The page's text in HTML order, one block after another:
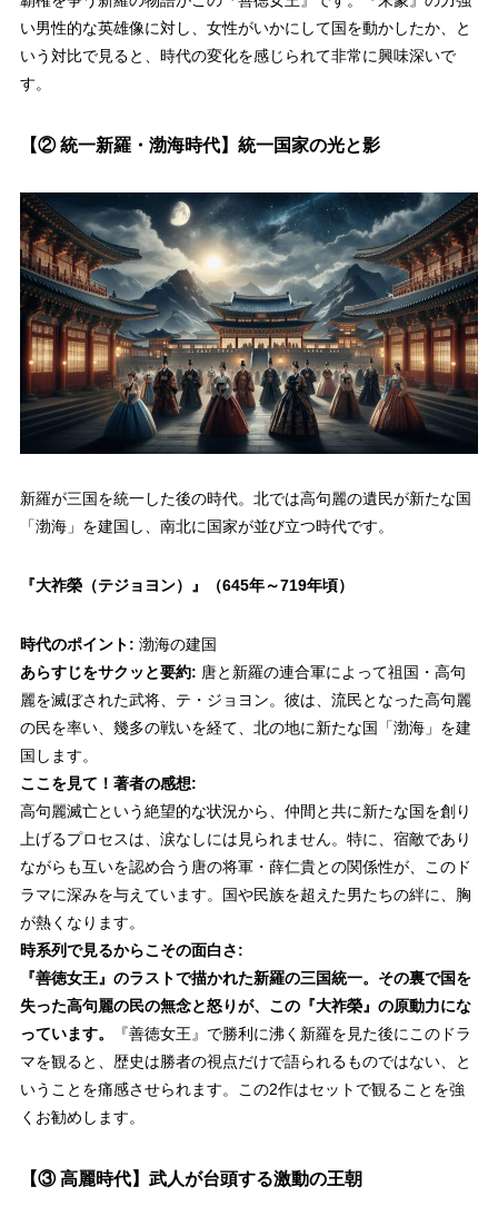
い男性的な英雄像に対し、女性がいかにして国を動かしたか、と
いう対比で見ると、時代の変化を感じられて非常に興味深いで
す。
【② 統一新羅・渤海時代】統一国家の光と影
新羅が三国を統一した後の時代。北では高句麗の遺民が新たな国
「渤海」を建国し、南北に国家が並び立つ時代です。
『大祚榮（テジョヨン）』 （645年～719年頃）
時代のポイント: 渤海の建国
あらすじをサクッと要約: 唐と新羅の連合軍によって祖国・高句
麗を滅ぼされた武将、テ・ジョヨン。彼は、流民となった高句麗
の民を率い、幾多の戦いを経て、北の地に新たな国「渤海」を建
国します。
ここを見て！著者の感想:
高句麗滅亡という絶望的な状況から、仲間と共に新たな国を創り
上げるプロセスは、涙なしには見られません。特に、宿敵であり
ながらも互いを認め合う唐の将軍・薛仁貴との関係性が、このド
ラマに深みを与えています。国や民族を超えた男たちの絆に、胸
が熱くなります。
時系列で見るからこその面白さ:
『善徳女王』のラストで描かれた新羅の三国統一。その裏で国を
失った高句麗の民の無念と怒りが、この『大祚榮』の原動力にな
っています。
『善徳女王』で勝利に沸く新羅を見た後にこのドラ
マを観ると、歴史は勝者の視点だけで語られるものではない、と
いうことを痛感させられます。この2作はセットで観ることを強
くお勧めします。
【③ 高麗時代】武人が台頭する激動の王朝